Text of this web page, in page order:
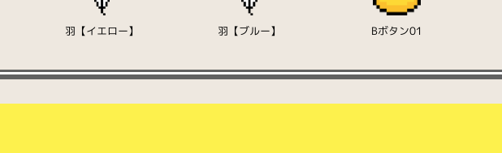
羽【イエロー】 羽【ブルー】 Bボタン01